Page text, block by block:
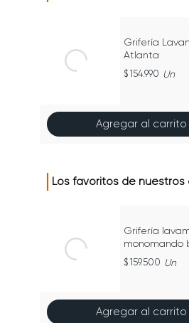
Grifería
Atlanta
154.990 Un
Agregar al carrito
Los favoritos de nuestros
Grifería
monomando
159.500 Un
Agregar al carrito